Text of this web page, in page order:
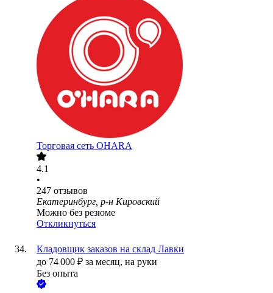
Торговая сеть OHARA
4.1
•
247 отзывов
Екатеринбург, р-н Кировский
Можно без резюме
Откликнуться
Кладовщик заказов на склад Лавки
до 74 000 ₽ за месяц, на руки
Без опыта